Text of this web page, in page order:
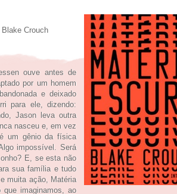
Blake Crouch
ouve antes de
por um homem
e deixado
para ele, dizendo:
Jason leva outra
nasceu e, em vez
um gênio da física
impossível. Será
E, se esta não
sua família e tudo
muita ação, Matéria
imaginamos, ao